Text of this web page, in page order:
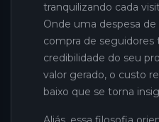
tranquilizando cada
Onde uma despesa de
compra de seguidores
credibilidade do seu
valor gerado, o custo
baixo que se torna